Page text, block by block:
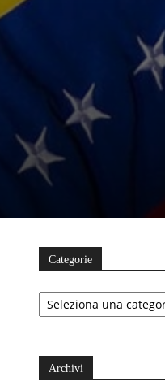
Categorie
Categorie
Archivi